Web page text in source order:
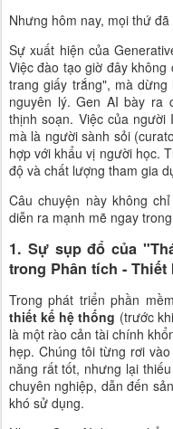
Nhưng hôm nay, mọi thứ đã
Sự xuất hiện của
Việc đào tạo giờ đây
trang giấy trắng", mà
nguyên lý. Gen AI bày ra
thịnh soạn. Việc của
mà là người sành sỏi
hợp với khẩu vị người học.
độ và chất lượng tham gia
Câu chuyện này không
diễn ra mạnh mẽ ngay
1. Sự sụp đổ của
trong Phân tích - Thiết
Trong phát triển phần
thiết kế hệ thống (trước
là một rào cản tài chính
hẹp. Chúng tôi từng rơi
năng rất tốt, nhưng lại
chuyên nghiệp, dẫn đến
khó sử dụng.